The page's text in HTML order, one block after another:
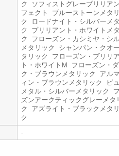
ク ソフィストグレーブリリア
フェクト ブルーストーンメタ
ク ロードナイト・シルバーメ
ク ブリリアント・ホワイトメ
ク フローズン・カシミヤ・シ
メタリック シャンパン・クオ
タリック フローズン・ブリリ
ト・ホワイトM フローズン・
ク・ブラウンメタリック アル
ィン・ブラウンメタリック ピ
メタル・シルバーメタリック
ズンアークティックグレーメタ
ク アズライト・ブラックメタ
ク
-